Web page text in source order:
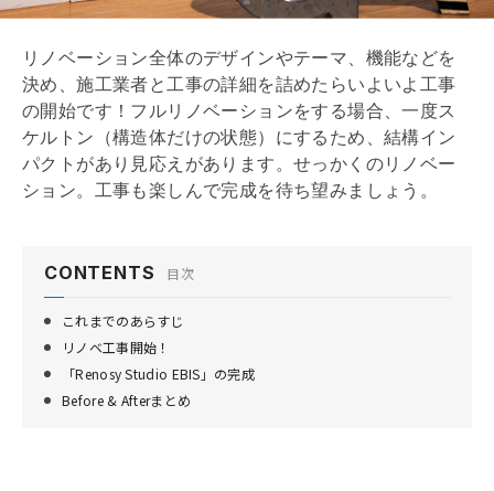
リノベーション全体のデザインやテーマ、機能などを
決め、施工業者と工事の詳細を詰めたらいよいよ工事
の開始です！フルリノベーションをする場合、一度ス
ケルトン（構造体だけの状態）にするため、結構イン
パクトがあり見応えがあります。せっかくのリノベー
ション。工事も楽しんで完成を待ち望みましょう。
CONTENTS 目次
これまでのあらすじ
リノベ工事開始！
「Renosy Studio EBIS」の完成
Before & Afterまとめ